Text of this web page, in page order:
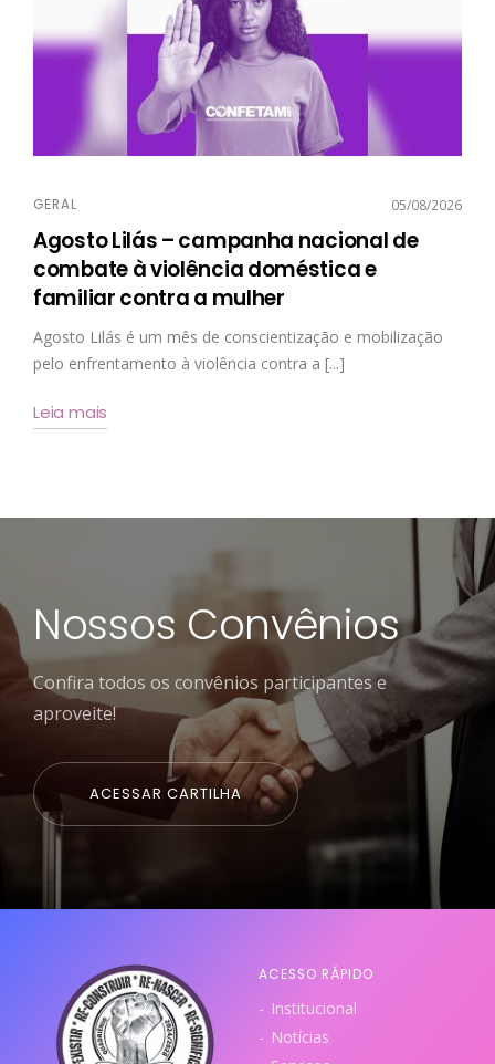
GERAL 05/08/2026
Agosto Lilás – campanha nacional de
combate à violência doméstica e
familiar contra a mulher
Agosto Lilás é um mês de conscientização e mobilização
pelo enfrentamento à violência contra a [...]
Leia mais
Nossos Convênios
Confira todos os convênios participantes e
aproveite!
ACESSAR CARTILHA
ACESSO RÁPIDO
Institucional
Notícias